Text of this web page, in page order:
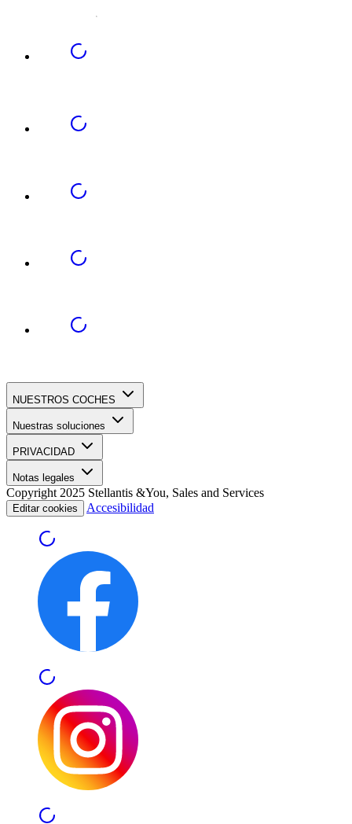
NUESTROS COCHES
Nuestras soluciones
PRIVACIDAD
Notas legales
Copyright 2025 Stellantis &You, Sales and Services
Editar cookies Accesibilidad